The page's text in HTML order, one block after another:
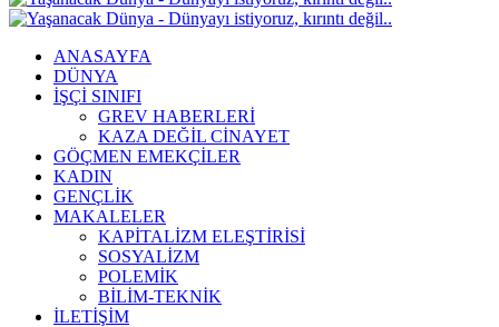
ANASAYFA
DÜNYA
İŞÇİ SINIFI
GREV HABERLERİ
KAZA DEĞİL CİNAYET
GÖÇMEN EMEKÇİLER
KADIN
GENÇLİK
MAKALELER
KAPİTALİZM ELEŞTİRİSİ
SOSYALİZM
POLEMİK
BİLİM-TEKNİK
ILETIŞIM